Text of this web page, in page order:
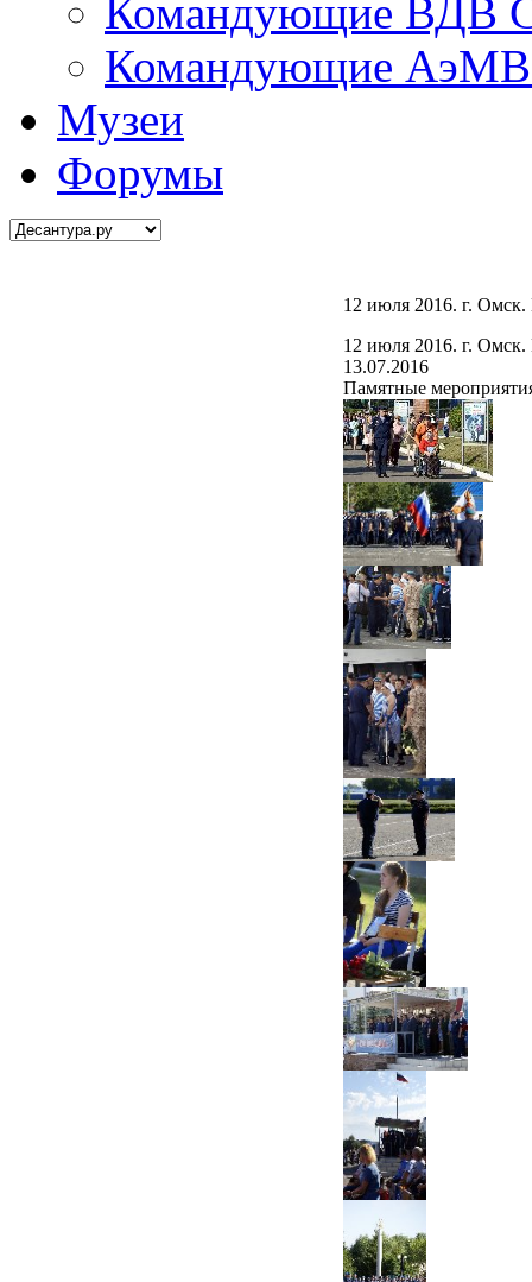
Командующие ВДВ
Командующие АэМВ
Музеи
Форумы
12 июля 2016. г.
12 июля 2016. г.
13.07.2016
Памятные